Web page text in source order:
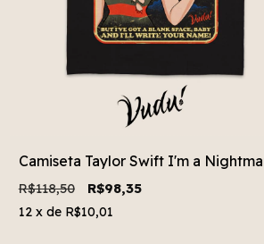
Camiseta Taylor Swift I'm a
R$118,50 R$98,35
12 x de R$10,01